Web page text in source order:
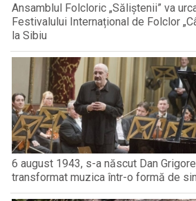
Ansamblul Folcloric „Săliștenii” va
Festivalului Internațional de Folclor
la Sibiu
6 august 1943, s-a născut Dan
transformat muzica într-o formă de